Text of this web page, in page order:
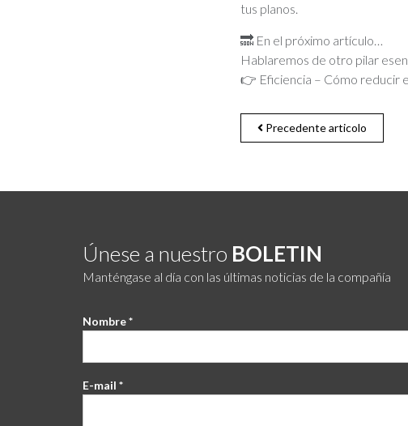
tus planos.
🔜 En el próximo artículo…
Hablaremos de otro pilar
👉 Eficiencia – Cómo reducir
Precedente articolo
Únese a nuestro BOLETIN
Manténgase al día con las últimas noticias de la compañía
Nombre *
E-mail *